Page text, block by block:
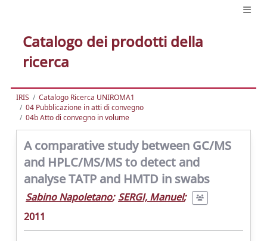
Catalogo dei prodotti della
ricerca
IRIS
Catalogo Ricerca UNIROMA1
04 Pubblicazione in atti di convegno
04b Atto di convegno in volume
A comparative study between GC/MS
and HPLC/MS/MS to detect and
analyse TATP and HMTD in swabs
Sabino Napoletano; SERGI, Manuel;
2011